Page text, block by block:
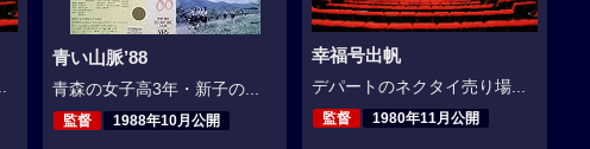
青い山脈’88
青森の女子高3年・新子の...
監督 1988年10月公開
幸福号出帆
デパートのネクタイ売り場...
監督 1980年11月公開